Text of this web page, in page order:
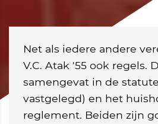
Net als iedere andere
V.C. Atak '55 ook regels.
samengevat in de
vastgelegd) en het
reglement. Beiden zijn